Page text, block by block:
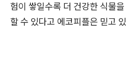
험이 쌓일수록 더 건강한 식물
할 수 있다고 에코피플은 믿고